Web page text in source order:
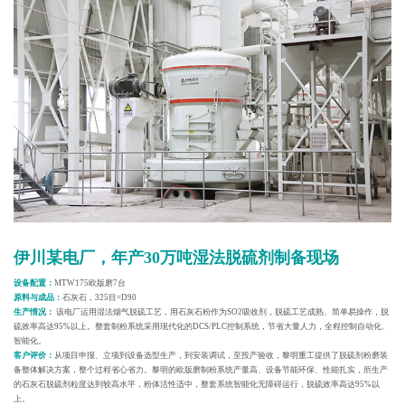
伊川某电厂，年产30万吨湿法脱硫剂制备现场
设备配置： MTW175欧版磨7台
原料与成品： 石灰石，325目=D90
生产情况： 该电厂运用湿法烟气脱硫工艺，用石灰石粉作为SO2吸收剂，脱硫工艺成熟、简单易操作，脱
硫效率高达95%以上。整套制粉系统采用现代化的DCS/PLC控制系统，节省大量人力，全程控制自动化、
智能化。
客户评价： 从项目申报、立项到设备选型生产，到安装调试，至投产验收，黎明重工提供了脱硫剂粉磨装
备整体解决方案，整个过程省心省力。黎明的欧版磨制粉系统产量高、设备节能环保、性能扎实，所生产
的石灰石脱硫剂粒度达到较高水平，粉体活性适中，整套系统智能化无障碍运行，脱硫效率高达95%以
上。